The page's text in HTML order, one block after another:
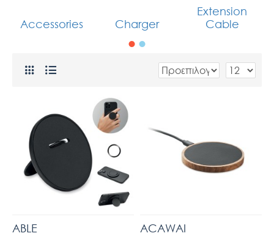
Accessories Charger
Extension
Cable
ABLE ACAWAI